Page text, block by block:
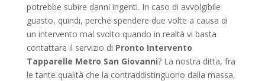
potrebbe subire danni ingenti. In caso di avvolgibile
guasto, quindi, perché spendere due volte a causa di
un intervento mal svolto quando in realtà vi basta
contattare il servizio di Pronto Intervento
Tapparelle Metro San Giovanni? La nostra ditta, fra
le tante qualità che la contraddistinguono dalla massa,